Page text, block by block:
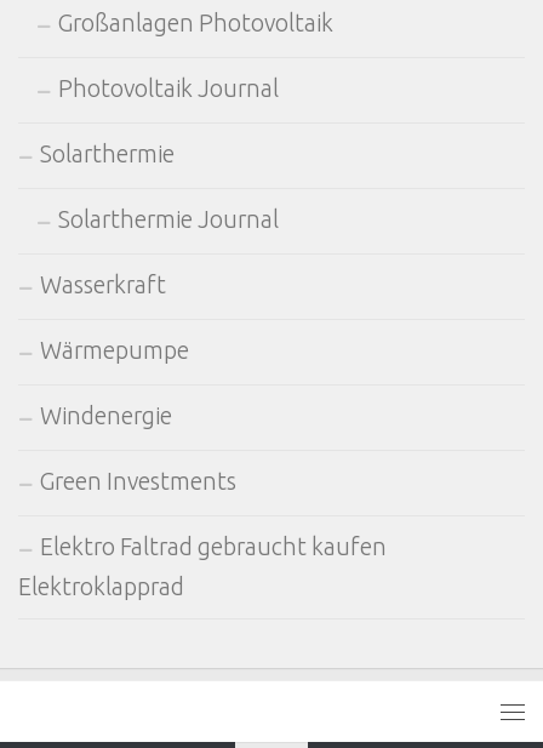
Großanlagen Photovoltaik
Photovoltaik Journal
Solarthermie
Solarthermie Journal
Wasserkraft
Wärmepumpe
Windenergie
Green Investments
Elektro Faltrad gebraucht kaufen
Elektroklapprad